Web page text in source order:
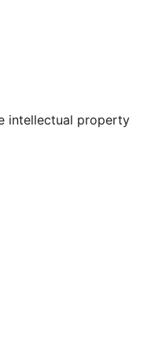
account
intellectual property